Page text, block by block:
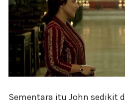
Sementara itu John sedikit